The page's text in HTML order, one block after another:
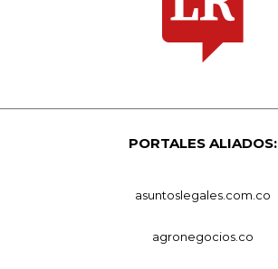
PORTALES ALIADOS:
asuntoslegales.com.co
agronegocios.co